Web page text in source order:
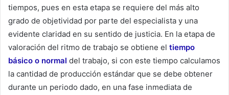
tiempos, pues en esta etapa se requiere del más alto
grado de objetividad por parte del especialista y una
evidente claridad en su sentido de justicia. En la etapa de
valoración del ritmo de trabajo se obtiene el tiempo
básico o normal del trabajo, si con este tiempo calculamos
la cantidad de producción estándar que se debe obtener
durante un periodo dado, en una fase inmediata de